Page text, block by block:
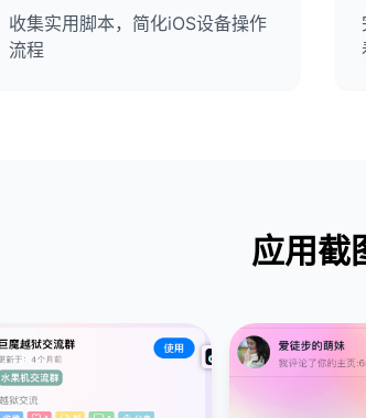
收集实用脚本，简化iOS设备操作
流程
应用截